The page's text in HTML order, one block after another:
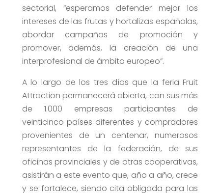
sectorial, “esperamos defender mejor los
intereses de las frutas y hortalizas españolas,
abordar campañas de promoción y
promover, además, la creación de una
interprofesional de ámbito europeo”.
A lo largo de los tres días que la feria Fruit
Attraction permanecerá abierta, con sus más
de 1.000 empresas participantes de
veinticinco países diferentes y compradores
provenientes de un centenar, numerosos
representantes de la federación, de sus
oficinas provinciales y de otras cooperativas,
asistirán a este evento que, año a año, crece
y se fortalece, siendo cita obligada para las